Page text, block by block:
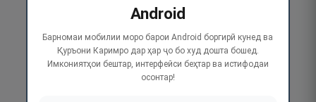
Android
Барномаи мобилии моро барои Android боргирӣ кунед ва
Қуръони Каримро дар ҳар ҷо бо худ дошта бошед.
Имкониятҳои бештар, интерфейси беҳтар ва истифодаи
осонтар!